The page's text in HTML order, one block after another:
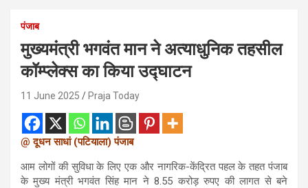
पंजाब
मुख्यमंत्री भगवंत मान ने अत्याधुनिक तहसील
कॉम्प्लेक्स का किया उद्घाटन
11 June 2025 Praja Today
@ दूधन साधां (पटियाला) पंजाब
आम लोगों की सुविधा के लिए एक और नागरिक-केंद्रित पहल के तहत पंजाब
के मुख्य मंत्री भगवंत सिंह मान ने 8.55 करोड़ रुपए की लागत से बने